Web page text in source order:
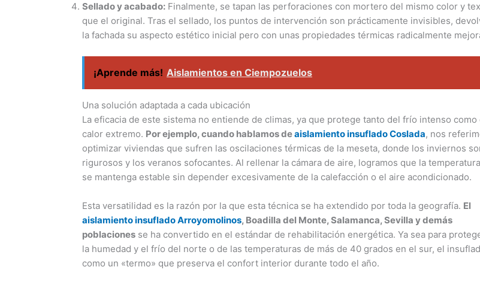
Sellado y acabado: Finalmente, se tapan las perforaciones con mortero del mismo color y
que el original. Tras el sellado, los puntos de intervención son prácticamente invisibles,
la fachada su aspecto estético inicial pero con unas propiedades térmicas radicalmente
¡Aprende más! Aislamientos en Ciempozuelos
Una solución adaptada a cada ubicación
La eficacia de este sistema no entiende de climas, ya que protege tanto del frío intenso como
calor extremo. Por ejemplo, cuando hablamos deaislamiento insuflado Coslada, nos
optimizar viviendas que sufren las oscilaciones térmicas de la meseta, donde los inviernos
rigurosos y los veranos sofocantes. Al rellenar la cámara de aire, logramos que la
se mantenga estable sin depender excesivamente de la calefacción o el aire acondicionado.
Esta versatilidad es la razón por la que esta técnica se ha extendido por toda la geografía. El
aislamiento insuflado Arroyomolinos, Boadilla del Monte, Salamanca, Sevilla y demás
poblaciones se ha convertido en el estándar de rehabilitación energética. Ya sea para
la humedad y el frío del norte o de las temperaturas de más de 40 grados en el sur, el
como un «termo» que preserva el confort interior durante todo el año.